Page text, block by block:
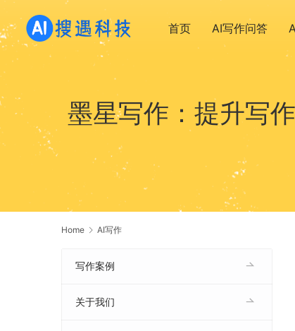
首页 AI写作问答
墨星写作：提升写
Home AI写作
写作案例
关于我们